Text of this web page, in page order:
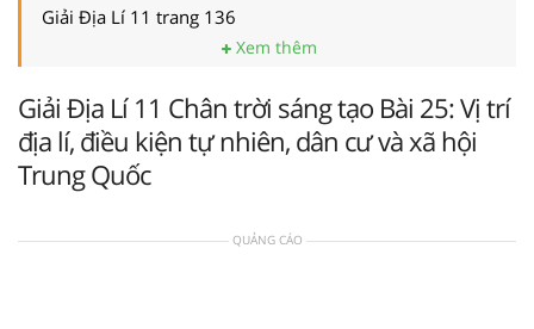
Giải Địa Lí 11 trang 136
Xem thêm
Giải Địa Lí 11 Chân trời sáng tạo Bài 25: Vị trí
địa lí, điều kiện tự nhiên, dân cư và xã hội
Trung Quốc
QUẢNG CÁO